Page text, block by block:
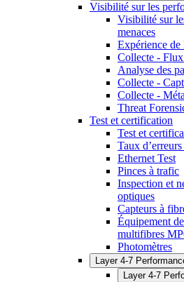
Visibilité sur les
Visibilité sur
menaces
Expérience de
Collecte -
Analyse des
Collecte -
Collecte -
Threat
Test et certification
Test et
Taux
Ethernet Test
Pinces à trafic
Inspection et
optiques
Capteurs à
Équipement
multifibres
Photomètres
Layer 4-7
Layer 4-7